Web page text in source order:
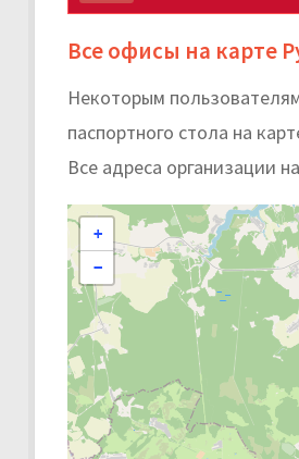
Все офисы на карте
Некоторым
паспортного стола на
Все адреса организации
+
−